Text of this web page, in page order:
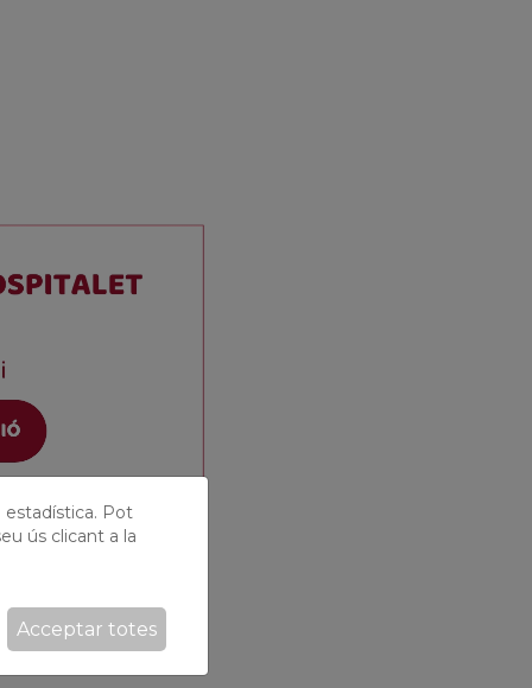
estadística. Pot
ús clicant a la
Acceptar totes